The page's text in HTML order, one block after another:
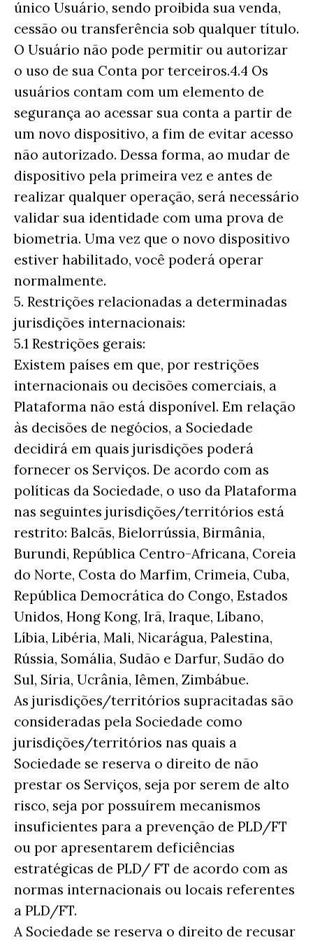
único Usuário, sendo proibida sua venda,
cessão ou transferência sob qualquer título.
O Usuário não pode permitir ou autorizar
o uso de sua Conta por terceiros.4.4 Os
usuários contam com um elemento de
segurança ao acessar sua conta a partir de
um novo dispositivo, a fim de evitar acesso
não autorizado. Dessa forma, ao mudar de
dispositivo pela primeira vez e antes de
realizar qualquer operação, será necessário
validar sua identidade com uma prova de
biometria. Uma vez que o novo dispositivo
estiver habilitado, você poderá operar
normalmente.
5. Restrições relacionadas a determinadas
jurisdições internacionais:
5.1 Restrições gerais:
Existem países em que, por restrições
internacionais ou decisões comerciais, a
Plataforma não está disponível. Em relação
às decisões de negócios, a Sociedade
decidirá em quais jurisdições poderá
fornecer os Serviços. De acordo com as
políticas da Sociedade, o uso da Plataforma
nas seguintes jurisdições/territórios está
restrito: Balcãs, Bielorrússia, Birmânia,
Burundi, República Centro-Africana, Coreia
do Norte, Costa do Marfim, Crimeia, Cuba,
República Democrática do Congo, Estados
Unidos, Hong Kong, Irã, Iraque, Líbano,
Líbia, Libéria, Mali, Nicarágua, Palestina,
Rússia, Somália, Sudão e Darfur, Sudão do
Sul, Síria, Ucrânia, Iêmen, Zimbábue.
As jurisdições/territórios supracitadas são
consideradas pela Sociedade como
jurisdições/territórios nas quais a
Sociedade se reserva o direito de não
prestar os Serviços, seja por serem de alto
risco, seja por possuírem mecanismos
insuficientes para a prevenção de PLD/FT
ou por apresentarem deficiências
estratégicas de PLD/ FT de acordo com as
normas internacionais ou locais referentes
a PLD/FT.
A Sociedade se reserva o direito de recusar